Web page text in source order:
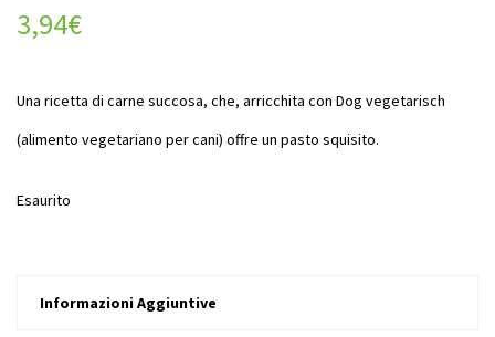
3,94€
Una ricetta di carne succosa, che, arricchita con Dog vegetarisch
(alimento vegetariano per cani) offre un pasto squisito.
Esaurito
Informazioni Aggiuntive